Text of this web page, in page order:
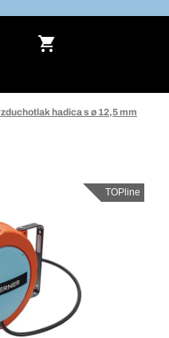
hadica s ø 12,5 mm
TOPline